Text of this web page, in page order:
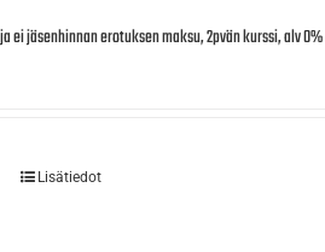
ei jäsenhinnan erotuksen maksu, 2pvän kurssi, alv 0%
Lisätiedot